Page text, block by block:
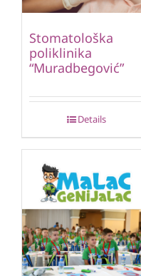
Stomatološka
poliklinika
“Muradbegović”
Details